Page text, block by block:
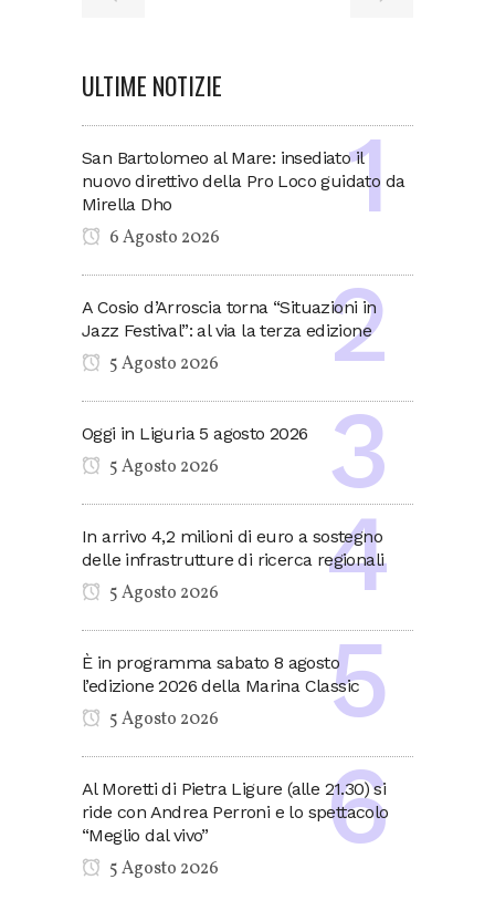
ULTIME NOTIZIE
San Bartolomeo al Mare: insediato il
nuovo direttivo della Pro Loco guidato da
Mirella Dho
6 Agosto 2026
A Cosio d’Arroscia torna “Situazioni in
Jazz Festival”: al via la terza edizione
5 Agosto 2026
Oggi in Liguria 5 agosto 2026
5 Agosto 2026
In arrivo 4,2 milioni di euro a sostegno
delle infrastrutture di ricerca regionali
5 Agosto 2026
È in programma sabato 8 agosto
l’edizione 2026 della Marina Classic
5 Agosto 2026
Al Moretti di Pietra Ligure (alle 21.30) si
ride con Andrea Perroni e lo spettacolo
“Meglio dal vivo”
5 Agosto 2026